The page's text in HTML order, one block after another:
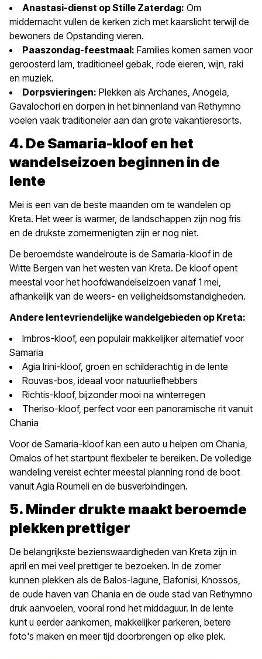
Anastasi-dienst op Stille Zaterdag: Om
middernacht vullen de kerken zich met kaarslicht terwijl de
bewoners de Opstanding vieren.
Paaszondag-feestmaal: Families komen samen voor
geroosterd lam, traditioneel gebak, rode eieren, wijn, raki
en muziek.
Dorpsvieringen: Plekken als Archanes, Anogeia,
Gavalochori en dorpen in het binnenland van Rethymno
voelen vaak traditioneler aan dan grote vakantieresorts.
4. De Samaria-kloof en het
wandelseizoen beginnen in de
lente
Mei is een van de beste maanden om te wandelen op
Kreta. Het weer is warmer, de landschappen zijn nog fris
en de drukste zomermenigten zijn er nog niet.
De beroemdste wandelroute is de Samaria-kloof in de
Witte Bergen van het westen van Kreta. De kloof opent
meestal voor het hoofdwandelseizoen vanaf 1 mei,
afhankelijk van de weers- en veiligheidsomstandigheden.
Andere lentevriendelijke wandelgebieden op Kreta:
Imbros-kloof, een populair makkelijker alternatief voor
Samaria
Agia Irini-kloof, groen en schilderachtig in de lente
Rouvas-bos, ideaal voor natuurliefhebbers
Richtis-kloof, bijzonder mooi na winterregen
Theriso-kloof, perfect voor een panoramische rit vanuit
Chania
Voor de Samaria-kloof kan een auto u helpen om Chania,
Omalos of het startpunt flexibeler te bereiken. De volledige
wandeling vereist echter meestal planning rond de boot
vanuit Agia Roumeli en de busverbindingen.
5. Minder drukte maakt beroemde
plekken prettiger
De belangrijkste bezienswaardigheden van Kreta zijn in
april en mei veel prettiger te bezoeken. In de zomer
kunnen plekken als de Balos-lagune, Elafonisi, Knossos,
de oude haven van Chania en de oude stad van Rethymno
druk aanvoelen, vooral rond het middaguur. In de lente
kunt u eerder aankomen, makkelijker parkeren, betere
foto's maken en meer tijd doorbrengen op elke plek.